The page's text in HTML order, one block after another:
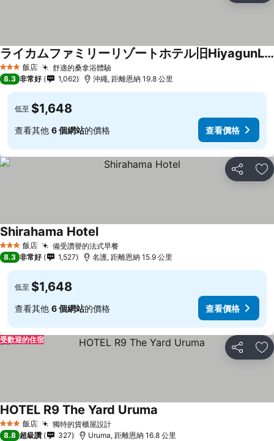
3 星級 飯店 舒適的桑拿浴體驗
ライカムファミリーリゾートホテル旧HiyagunLanaiResort
8.3 非常好 1,062 沖繩, 距離恩納 19.8 公里
低至 $1,648
查看其他 6 個網站的價格 查看價格
分享 加
3 星級 飯店 備受讚譽的法式早餐
Shirahama Hotel
8.3 非常好 1,527 名護, 距離恩納 15.9 公里
低至 $1,648
查看其他 6 個網站的價格 查看價格
分享 加
受歡迎的住宿
3 星級 飯店 獨特的貨櫃屋設計
HOTEL R9 The Yard Uruma
8.8 超級讚 327 Uruma, 距離恩納 16.8 公里